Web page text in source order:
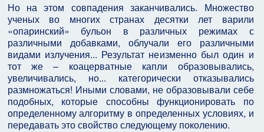
Но на этом совпадения заканчивались. Множество
ученых во многих странах десятки лет варили
«опаринский» бульон в различных режимах с
различными добавками, облучали его различными
видами излучения... Результат неизменно был один и
тот же – коацерватные капли образовывались,
увеличивались, но... категорически отказывались
размножаться! Иными словами, не образовывали себе
подобных, которые способны функционировать по
определенному алгоритму в определенных условиях, и
передавать это свойство следующему поколению.